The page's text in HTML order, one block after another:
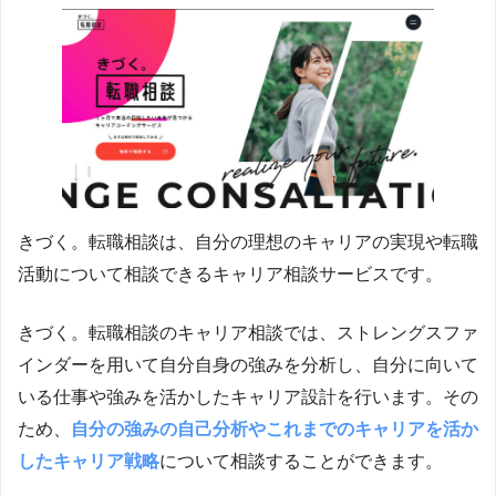
きづく。転職相談は、自分の理想のキャリアの実現や転職
活動について相談できるキャリア相談サービスです。
きづく。転職相談のキャリア相談では、ストレングスファ
インダーを用いて自分自身の強みを分析し、自分に向いて
いる仕事や強みを活かしたキャリア設計を行います。その
ため、
自分の強みの自己分析やこれまでのキャリアを活か
したキャリア戦略について相談することができます。